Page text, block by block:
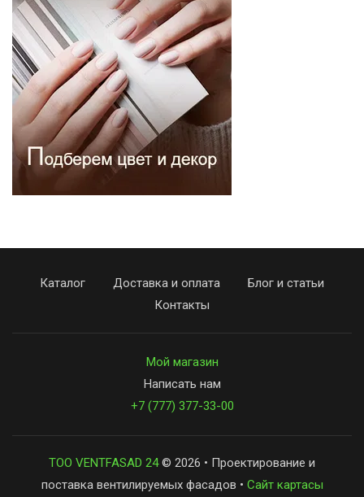
Каталог Доставка и оплата
Блог и статьи
Контакты
Мой магазин
Написать нам
+7 (777) 377-33-00
ТОО VENTFASAD 24© 2026 • Проектирование и
поставка вентилируемых фасадов • Сайт картасы